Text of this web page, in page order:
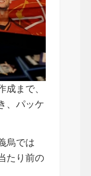
まで、
、パッケ
烏では
たり前の